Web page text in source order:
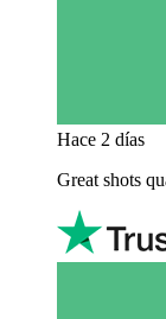
Hace 2 días
Great shots